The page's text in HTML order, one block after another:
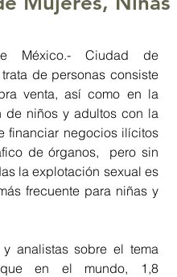
México.- Ciudad de
de personas consiste
venta, así como en la
de niños y adultos con la
financiar negocios ilícitos
de órganos,  pero sin
la explotación sexual es
frecuente para niñas y
y analistas sobre el tema
que en el mundo, 1,8